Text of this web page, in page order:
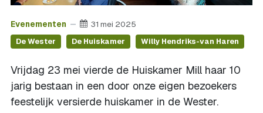
Evenementen 31 mei 2025
De Wester De Huiskamer Willy Hendriks-van Haren
Vrijdag 23 mei vierde de Huiskamer Mill haar 10
jarig bestaan in een door onze eigen bezoekers
feestelijk versierde huiskamer in de Wester.